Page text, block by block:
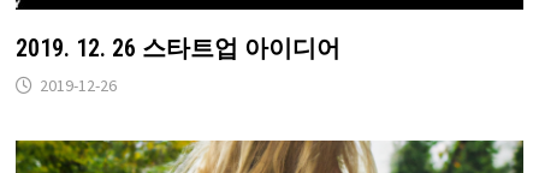
2019. 12. 26 스타트업 아이디어
2019-12-26